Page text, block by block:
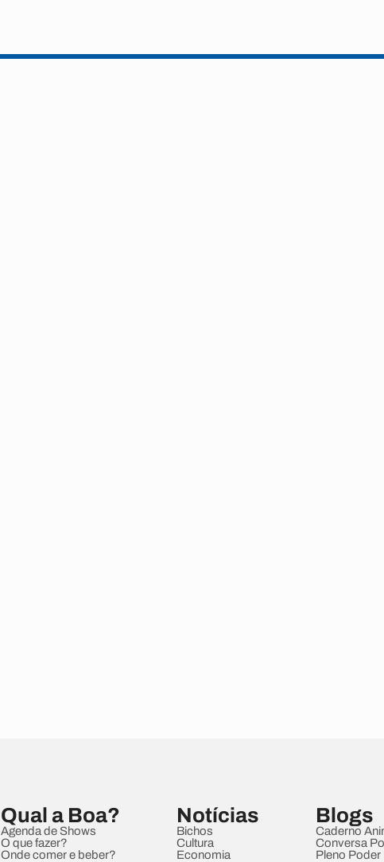
Qual a Boa?
Agenda de Shows
O que fazer?
Onde comer e beber?
Notícias
Bichos
Cultura
Economia
Blogs
Caderno
Conversa
Pleno Poder